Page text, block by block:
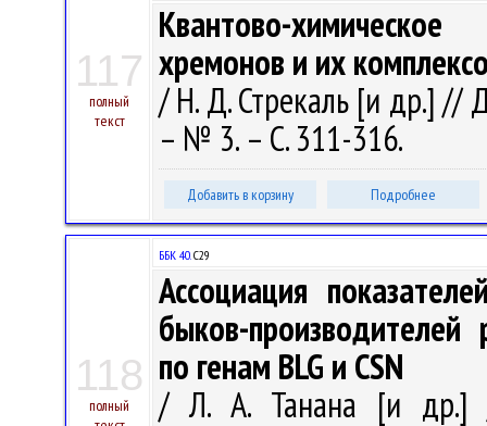
117
полный
текст
Квантово-
хремонов и их
/ Н. Д. Стрекаль [и др.] //
– № 3. – С. 311-316.
Добавить в корзину Подробнее
118
полный
ББК 40.С29
Ассоциация
быков-
по генам BLG и CSN
/ Л. А. Танана [и др.]